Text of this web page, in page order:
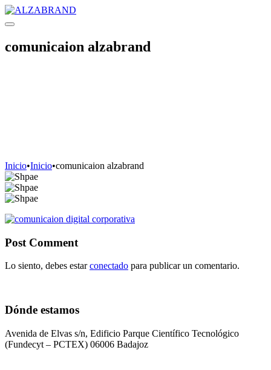
comunicaion alzabrand
Inicio•Inicio•comunicaion alzabrand
Post Comment
Lo siento, debes estarconectado para publicar un comentario.
Dónde estamos
Avenida de Elvas s/n, Edificio Parque Científico Tecnológico
(Fundecyt – PCTEX) 06006 Badajoz